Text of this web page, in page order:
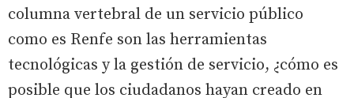
columna vertebral de un servicio público
como es Renfe son las herramientas
tecnológicas y la gestión de servicio, ¿cómo es
posible que los ciudadanos hayan creado en